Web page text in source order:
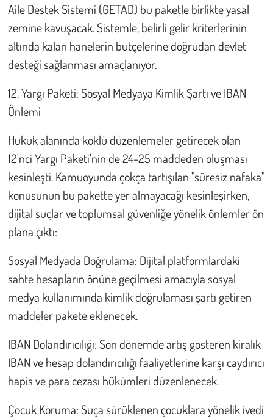
Aile Destek Sistemi (GETAD) bu paketle birlikte yasal
zemine kavuşacak. Sistemle, belirli gelir kriterlerinin
altında kalan hanelerin bütçelerine doğrudan devlet
desteği sağlanması amaçlanıyor.
12. Yargı Paketi: Sosyal Medyaya Kimlik Şartı ve IBAN
Önlemi
Hukuk alanında köklü düzenlemeler getirecek olan
12'nci Yargı Paketi'nin de 24-25 maddeden oluşması
kesinleşti. Kamuoyunda çokça tartışılan "süresiz nafaka"
konusunun bu pakette yer almayacağı kesinleşirken,
dijital suçlar ve toplumsal güvenliğe yönelik önlemler ön
plana çıktı:
Sosyal Medyada Doğrulama: Dijital platformlardaki
sahte hesapların önüne geçilmesi amacıyla sosyal
medya kullanımında kimlik doğrulaması şartı getiren
maddeler pakete eklenecek.
IBAN Dolandırıcılığı: Son dönemde artış gösteren kiralık
IBAN ve hesap dolandırıcılığı faaliyetlerine karşı caydırıcı
hapis ve para cezası hükümleri düzenlenecek.
Çocuk Koruma: Suça sürüklenen çocuklara yönelik ivedi